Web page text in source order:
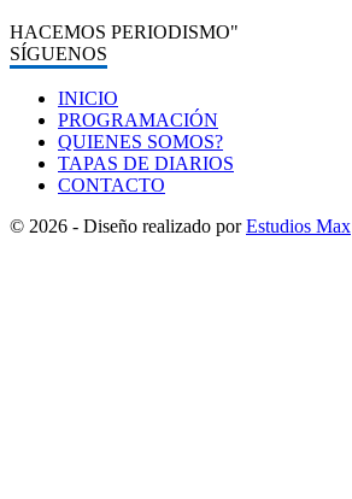
HACEMOS PERIODISMO"
SÍGUENOS
INICIO
PROGRAMACIÓN
QUIENES SOMOS?
TAPAS DE DIARIOS
CONTACTO
© 2026 - Diseño realizado porEstudios Max